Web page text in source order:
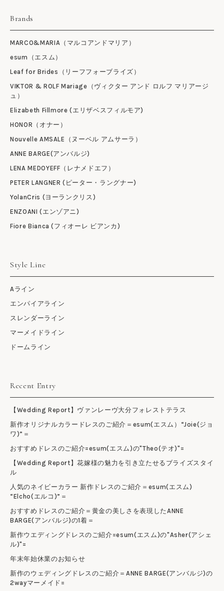
Brands
MARCO&MARIA（マルコアンドマリア）
esum（エスム）
Leaf for Brides（リーフフォーブライズ）
VIKTOR & ROLF Mariage（ヴィクター アンド ロルフ マリアージ
ュ）
Elizabeth Fillmore (エリザベスフィルモア)
HONOR（オナー）
Nouvelle AMSALE（ヌーベル アムサーラ）
ANNE BARGE(アンバルジ)
LENA MEDOYEFF（レナメドエフ）
PETER LANGNER (ピーター・ラングナー)
YolanCris (ヨーランクリス)
ENZOANI (エンゾアニ)
Fiore Bianca (フィオーレ ビアンカ)
Style Line
Aライン
エンパイアライン
スレンダーライン
マーメイドライン
ドームライン
Recent Entry
【Wedding Report】ヴァンレーヴ大分フォレストテラス
新作オリジナルカラードレスのご紹介＝esum(エスム）“Joie(ジョ
ワ)”＝
おすすめドレスのご紹介=esum(エスム)の"Theo(テオ)"=
【Wedding Report】花嫁様の魅力を引き立たせるブライズスタイ
ル
人気のネイビーカラー 新作ドレスのご紹介＝esum(エスム)
“Elcho(エルコ)”＝
おすすめドレスのご紹介＝黄金の美しさを表現したANNE
BARGE(アンバルジ)の1着＝
新作ウエディングドレスのご紹介=esum(エスム)の"Asher(アシェ
ル)"=
年末年始休業のお知らせ
新作のウェディングドレスのご紹介＝ANNE BARGE(アンバルジ)の
2wayマーメイド=